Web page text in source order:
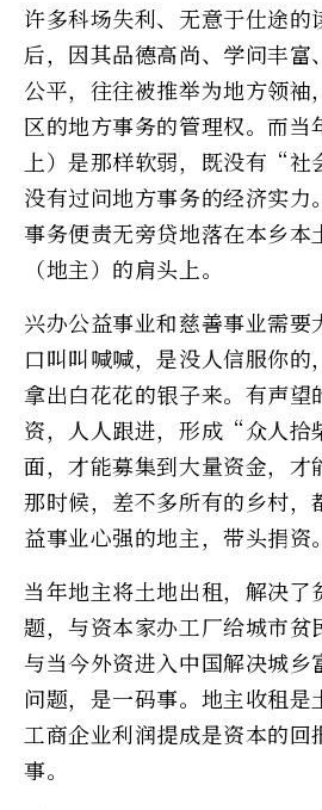
许多科场失利、无意于仕途的
后，因其品德高尚、学问丰富
公平，往往被推举为地方领袖
区的地方事务的管理权。而当
上）是那样软弱，既没有“
没有过问地方事务的经济实力
事务便责无旁贷地落在本乡本
（地主）的肩头上。
兴办公益事业和慈善事业需要
口叫叫喊喊，是没人信服你的
拿出白花花的银子来。有声望
资，人人跟进，形成“众人
面，才能募集到大量资金，才
那时候，差不多所有的乡村，
益事业心强的地主，带头捐资。
当年地主将土地出租，解决了
题，与资本家办工厂给城市贫
与当今外资进入中国解决城乡
问题，是一码事。地主收租是
工商企业利润提成是资本的回
事。